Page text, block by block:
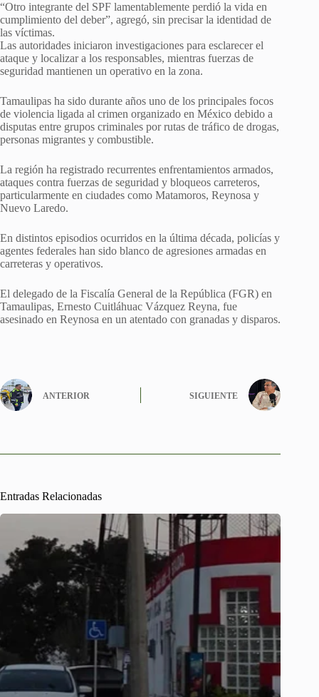
“Otro integrante del SPF lamentablemente perdió la vida en
cumplimiento del deber”, agregó, sin precisar la identidad de
las víctimas.
Las autoridades iniciaron investigaciones para esclarecer el
ataque y localizar a los responsables, mientras fuerzas de
seguridad mantienen un operativo en la zona.
Tamaulipas ha sido durante años uno de los principales focos
de violencia ligada al crimen organizado en México debido a
disputas entre grupos criminales por rutas de tráfico de drogas,
personas migrantes y combustible.
La región ha registrado recurrentes enfrentamientos armados,
ataques contra fuerzas de seguridad y bloqueos carreteros,
particularmente en ciudades como Matamoros, Reynosa y
Nuevo Laredo.
En distintos episodios ocurridos en la última década, policías y
agentes federales han sido blanco de agresiones armadas en
carreteras y operativos.
El delegado de la Fiscalía General de la República (FGR) en
Tamaulipas, Ernesto Cuitláhuac Vázquez Reyna, fue
asesinado en Reynosa en un atentado con granadas y disparos.
ANTERIOR SIGUIENTE
Entradas Relacionadas